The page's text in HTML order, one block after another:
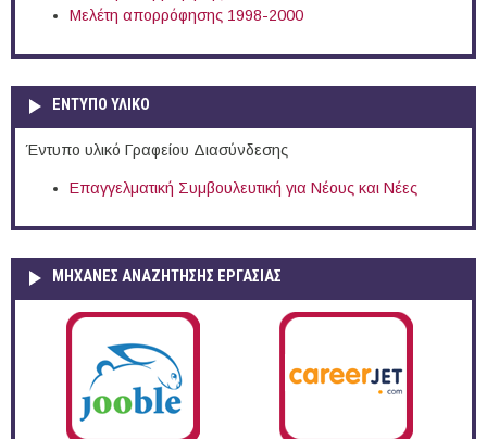
Μελέτη απορρόφησης 1998-2000
ΕΝΤΥΠΟ ΥΛΙΚΟ
Έντυπο υλικό Γραφείου Διασύνδεσης
Επαγγελματική Συμβουλευτική για Νέους και Νέες
ΜΗΧΑΝΕΣ ΑΝΑΖΗΤΗΣΗΣ ΕΡΓΑΣΙΑΣ